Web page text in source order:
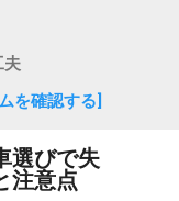
夫
を確認する]
選びで失
注意点